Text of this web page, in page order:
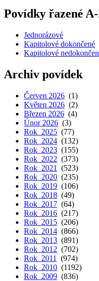
Povídky řazené
Jednorázové
Kapitolové dokončené
Kapitolové
Archiv povídek
Červen 2026 (1)
Květen 2026 (2)
Březen 2026 (4)
Únor 2026 (3)
Rok 2025 (77)
Rok 2024 (132)
Rok 2023 (155)
Rok 2022 (373)
Rok 2021
(523)
Rok 2020 (235)
Rok 2019 (106)
Rok 2018 (49)
Rok 2017 (64)
Rok 2016 (217)
Rok 2015 (206)
Rok 2014 (866)
Rok 2013 (891)
Rok 2012 (702)
Rok 2011
(974)
Rok 2010 (1192)
Rok 2009 (836)